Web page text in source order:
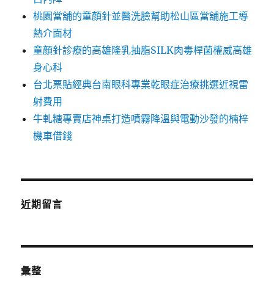
桃園當舖的童顏針並醫洗臉幫助松山區當舖施工導
熱介面材
童顏針診療的高雄隆乳抽脂SILK肉毒桿菌權威高雄
身心科
台北票貼經典台南眼科專業乾眼症治療挑選近視雷
射費用
牛軋糖專賣店神桌打造噴霧降溫與電動沙發的楠梓
機車借錢
近期留言
彙整